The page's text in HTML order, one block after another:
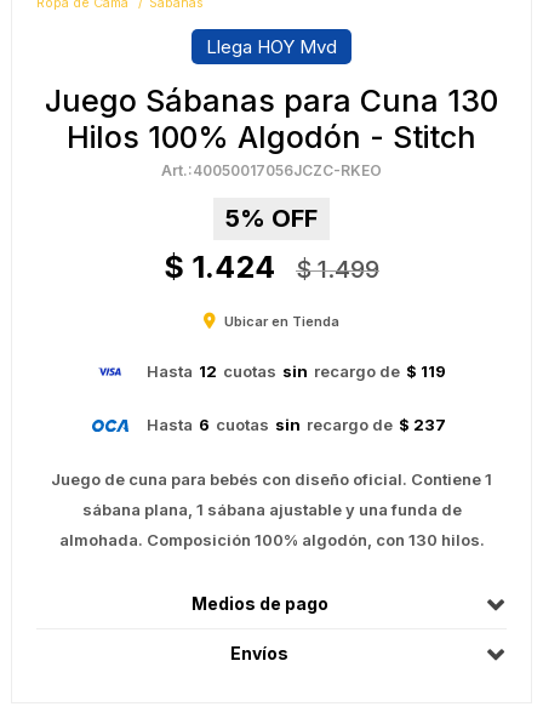
Ropa de Cama Sábanas
Llega HOY Mvd
Juego Sábanas para Cuna 130
Hilos 100% Algodón - Stitch
40050017056JCZC-RKEO
5
$ 1.424 $ 1.499
Ubicar en Tienda
Hasta 12 cuotas sin recargo de $ 119
Hasta 6 cuotas sin recargo de $ 237
Juego de cuna para bebés con diseño oficial. Contiene 1
sábana plana, 1 sábana ajustable y una funda de
almohada. Composición 100% algodón, con 130 hilos.
Medios de pago
Envíos